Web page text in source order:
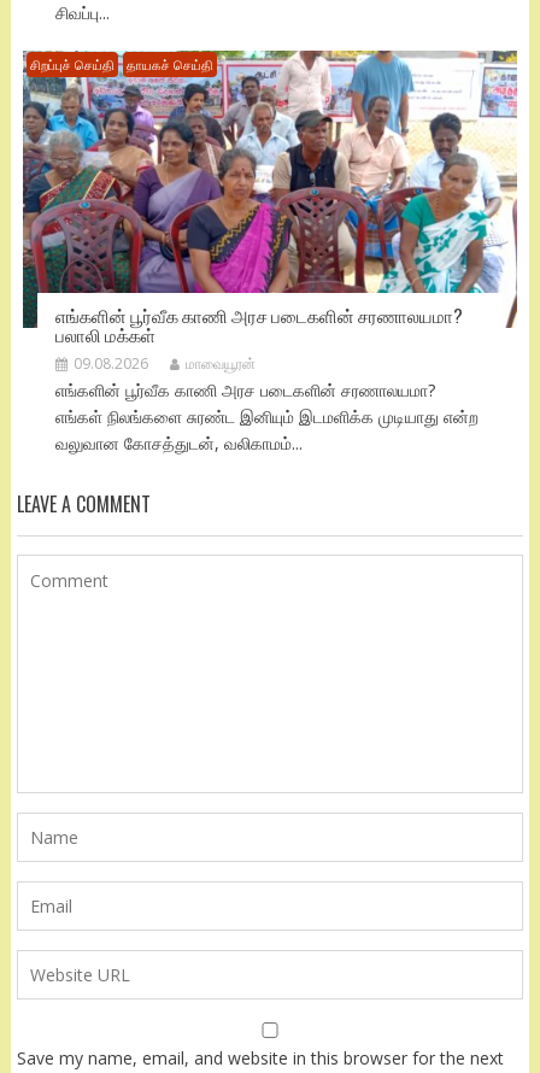
சிவப்பு...
சிறப்புச் செய்தி தாயகச் செய்தி
எங்களின் பூர்வீக காணி அரச படைகளின் சரணாலயமா?
பலாலி மக்கள்
09.08.2026 மாவையூரன்
எங்களின் பூர்வீக காணி அரச படைகளின் சரணாலயமா?
எங்கள் நிலங்களை சுரண்ட இனியும் இடமளிக்க முடியாது என்ற
வலுவான கோசத்துடன், வலிகாமம்...
LEAVE A COMMENT
Save my name, email, and website in this browser for the next